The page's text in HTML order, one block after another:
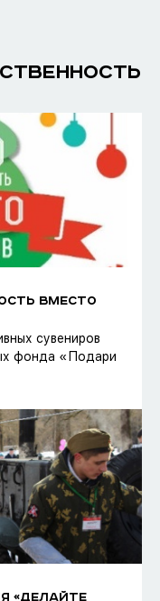
ВМЕСТО
сувениров
фонда «Подари
«ДЕЛАЙТЕ